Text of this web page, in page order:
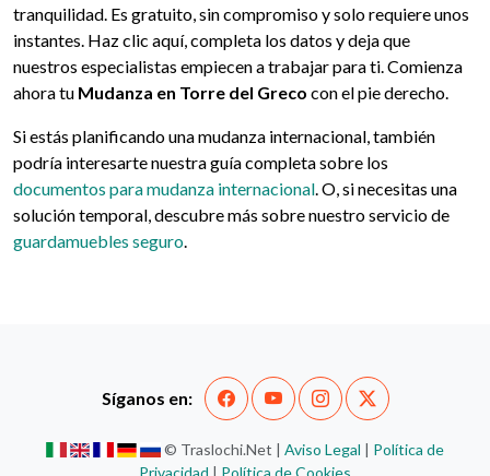
tranquilidad. Es gratuito, sin compromiso y solo requiere unos
instantes. Haz clic aquí, completa los datos y deja que
nuestros especialistas empiecen a trabajar para ti. Comienza
ahora tu Mudanza en Torre del Greco con el pie derecho.
Si estás planificando una mudanza internacional, también
podría interesarte nuestra guía completa sobre los
documentos para mudanza internacional. O, si necesitas una
solución temporal, descubre más sobre nuestro servicio de
guardamuebles seguro.
Síganos en:
© Traslochi.Net |Aviso Legal | Política de